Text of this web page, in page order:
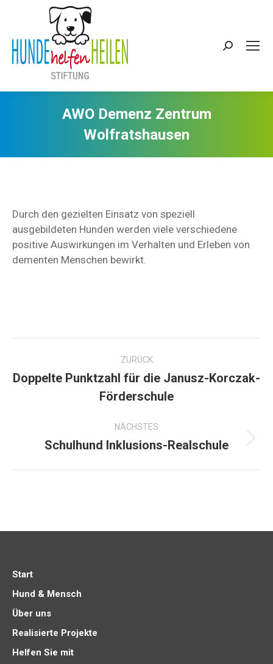
Search:
AWO Demenz Zentrum
Wolfratshausen
Durch den gezielten Einsatz von speziell
ausgebildeten Hunden werden viele verschiedene
positive Auswirkungen im Verhalten und Erleben von
dementen Menschen bewirkt.
ZURÜCK
Vorheriger
Beitrag:
Doppelte Punktzahl für die Janusz-Korczak-
Förderschule
NÄCHSTES
Nächster
Schulhund Inklusions-Realschule
Start
Hund & Mensch
Über uns
Realisierte Projekte
Helfen Sie mit